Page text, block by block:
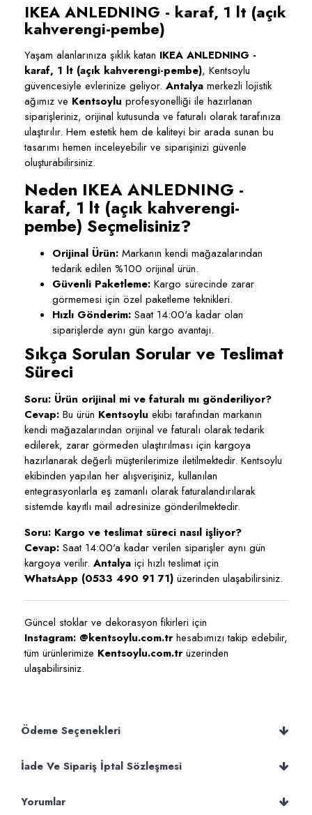
IKEA ANLEDNING - karaf, 1 lt (açık
kahverengi-pembe)
Yaşam alanlarınıza şıklık katan IKEA ANLEDNING -
karaf, 1 lt (açık kahverengi-pembe), Kentsoylu
güvencesiyle evlerinize geliyor. Antalya merkezli lojistik
ağımız ve Kentsoylu profesyonelliği ile hazırlanan
siparişleriniz, orijinal kutusunda ve faturalı olarak tarafınıza
ulaştırılır. Hem estetik hem de kaliteyi bir arada sunan bu
tasarımı hemen inceleyebilir ve siparişinizi güvenle
oluşturabilirsiniz.
Neden IKEA ANLEDNING -
karaf, 1 lt (açık kahverengi-
pembe) Seçmelisiniz?
Orijinal Ürün: Markanın kendi mağazalarından
tedarik edilen %100 orijinal ürün.
Güvenli Paketleme: Kargo sürecinde zarar
görmemesi için özel paketleme teknikleri.
Hızlı Gönderim: Saat 14:00'a kadar olan
siparişlerde aynı gün kargo avantajı.
Sıkça Sorulan Sorular ve Teslimat
Süreci
Soru: Ürün orijinal mi ve faturalı mı gönderiliyor?
Cevap: Bu ürün Kentsoylu ekibi tarafından markanın
kendi mağazalarından orijinal ve faturalı olarak tedarik
edilerek, zarar görmeden ulaştırılması için kargoya
hazırlanarak değerli müşterilerimize iletilmektedir. Kentsoylu
ekibinden yapılan her alışverişiniz, kullanılan
entegrasyonlarla eş zamanlı olarak faturalandırılarak
sistemde kayıtlı mail adresinize gönderilmektedir.
Soru: Kargo ve teslimat süreci nasıl işliyor?
Cevap: Saat 14:00'a kadar verilen siparişler aynı gün
kargoya verilir. Antalya içi hızlı teslimat için
WhatsApp (0533 490 91 71) üzerinden ulaşabilirsiniz.
Güncel stoklar ve dekorasyon fikirleri için
Instagram: @kentsoylu.com.trhesabımızı takip edebilir,
tüm ürünlerimize Kentsoylu.com.trüzerinden
ulaşabilirsiniz.
Ödeme Seçenekleri
İade Ve Sipariş İptal Sözleşmesi
Yorumlar